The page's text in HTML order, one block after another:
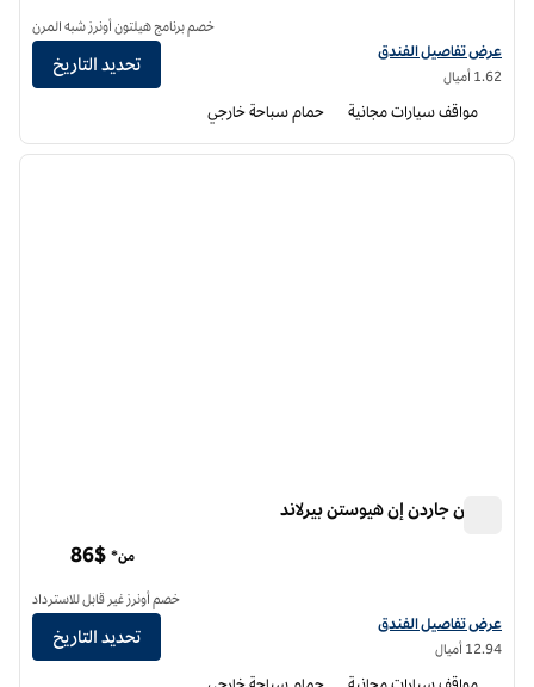
عرض تفاصيل الفندق لفندق فنادق هيلتون جاردن إن هيوستن/سوجار لاند
عرض تفاصيل الفندق
1.62 أميال
خصم برنامج هيلتون أونرز شبه المرن
تحديد التاريخ
مواقف سيارات مجانية حمام سباحة خارجي
1 من 12
الصورة
هيلتون جاردن إن هيوستن بيرلاند
عرض تفاصيل الفندق لفندق فنادق هيلتون جاردن إن هيوستن بيرلاند
عرض تفاصيل الفندق
12.94 أميال
من* 86$
خصم أونرز غير قابل للاسترداد
تحديد التاريخ